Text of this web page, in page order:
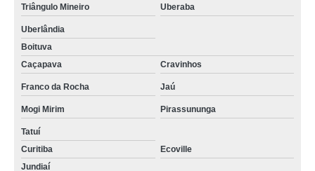
Triângulo Mineiro Uberaba
Uberlândia
Boituva
Caçapava
Cravinhos
Franco da Rocha Jaú
Mogi Mirim Pirassununga
Tatuí
Curitiba
Ecoville
Jundiaí